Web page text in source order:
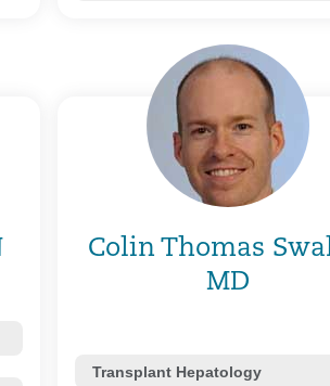
Colin Thomas
MD
Transplant Hepatology